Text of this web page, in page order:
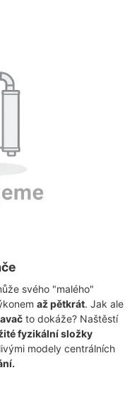
svého "malého"
až pětkrát. Jak ale
to dokáže? Naštěstí
fyzikální složky
modely centrálních